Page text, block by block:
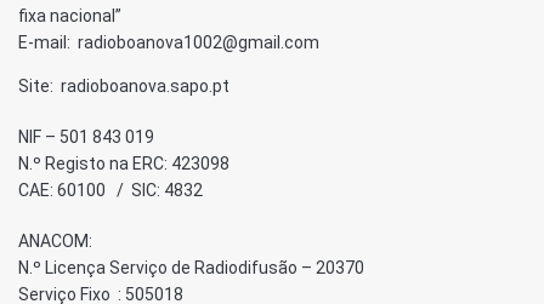
fixa nacional”
E-mail: radioboanova1002@gmail.com
Site: radioboanova.sapo.pt
NIF – 501 843 019
N.º Registo na ERC: 423098
CAE: 60100 / SIC: 4832
ANACOM:
N.º Licença Serviço de Radiodifusão – 20370
Serviço Fixo : 505018